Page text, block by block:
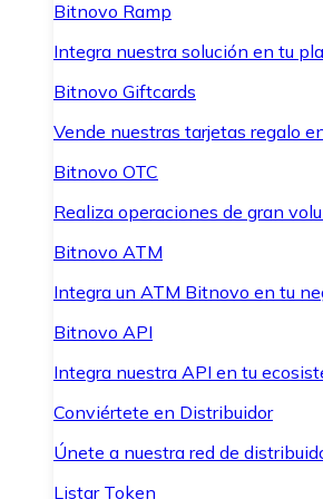
Bitnovo Ramp
Integra nuestra solución en tu
Bitnovo Giftcards
Vende nuestras tarjetas regalo
Bitnovo OTC
Realiza operaciones de gran
Bitnovo ATM
Integra un ATM Bitnovo en tu
Bitnovo API
Integra nuestra API en tu
Conviértete en Distribuidor
Únete a nuestra red de
Listar Token